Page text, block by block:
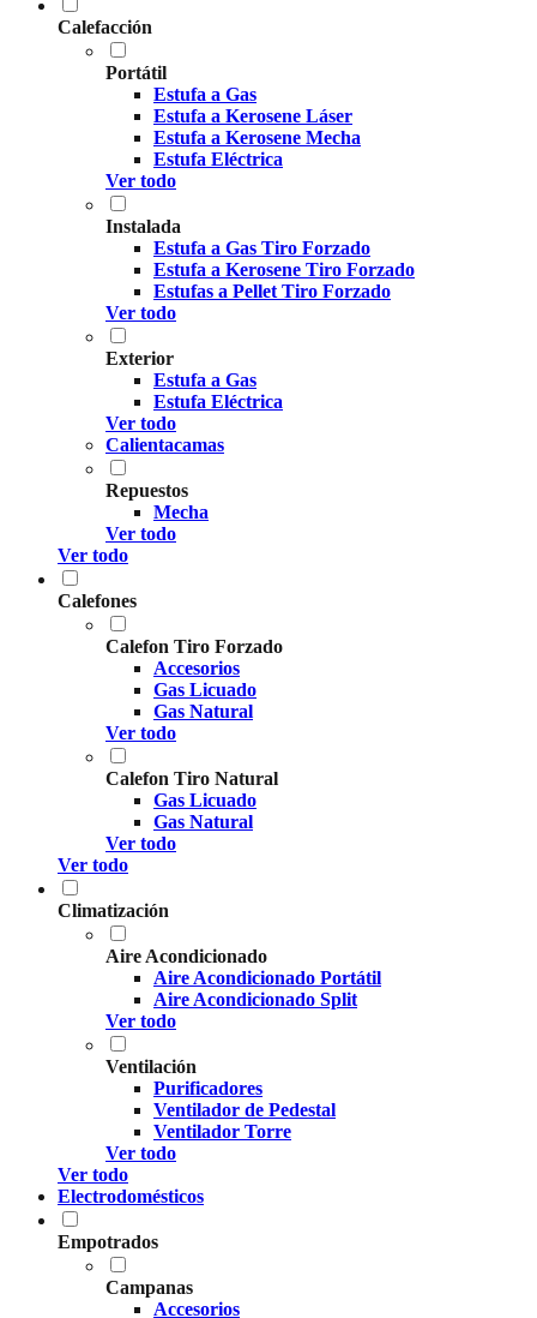
Calefacción
Portátil
Estufa a Gas
Estufa a Kerosene Láser
Estufa a Kerosene Mecha
Estufa Eléctrica
Ver todo
Instalada
Estufa a Gas Tiro Forzado
Estufa a Kerosene Tiro Forzado
Estufas a Pellet Tiro Forzado
Ver todo
Exterior
Estufa a Gas
Estufa Eléctrica
Ver todo
Calientacamas
Repuestos
Mecha
Ver todo
Ver todo
Calefones
Calefon Tiro Forzado
Accesorios
Gas Licuado
Gas Natural
Ver todo
Calefon Tiro Natural
Gas Licuado
Gas Natural
Ver todo
Ver todo
Climatización
Aire Acondicionado
Aire Acondicionado Portátil
Aire Acondicionado Split
Ver todo
Ventilación
Purificadores
Ventilador de Pedestal
Ventilador Torre
Ver todo
Ver todo
Electrodomésticos
Empotrados
Campanas
Accesorios